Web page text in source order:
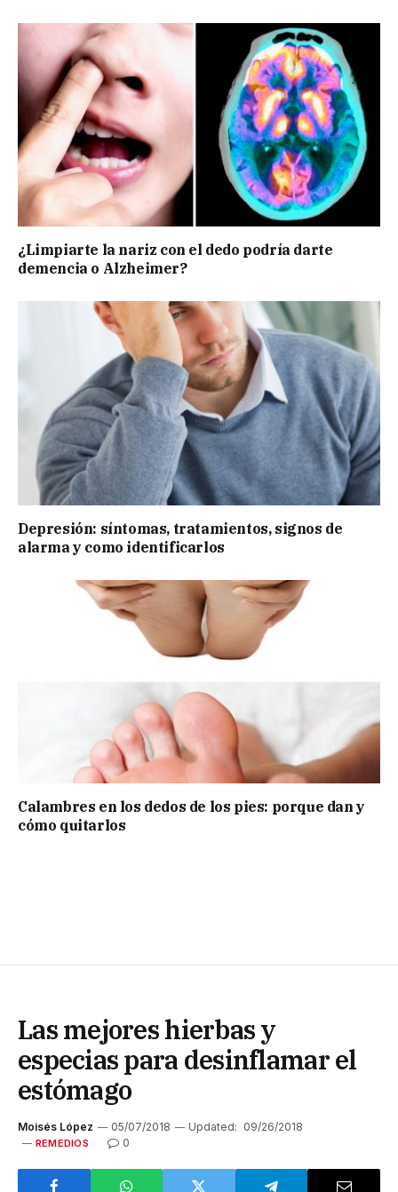
¿Limpiarte la nariz con el dedo podría darte
demencia o Alzheimer?
Depresión: síntomas, tratamientos, signos de
alarma y como identificarlos
Calambres en los dedos de los pies: porque dan y
cómo quitarlos
Las mejores hierbas y
especias para desinflamar el
estómago
Moisés López 05/07/2018 Updated: 09/26/2018
REMEDIOS 0